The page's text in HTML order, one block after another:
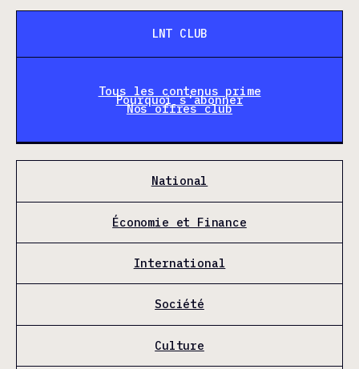
LNT CLUB
Tous les contenus prime
Pourquoi s'abonner
Nos offres club
National
Économie et Finance
International
Société
Culture